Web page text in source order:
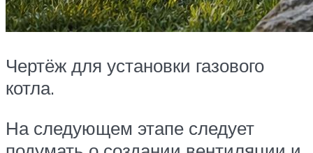
Чертёж для установки газового
котла.
На следующем этапе следует